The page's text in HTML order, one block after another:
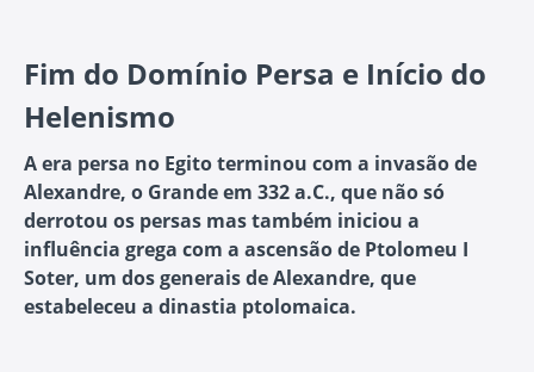
Fim do Domínio Persa e Início do
Helenismo
A era persa no Egito terminou com a invasão de
Alexandre, o Grande em 332 a.C., que não só
derrotou os persas mas também iniciou a
influência grega com a ascensão de Ptolomeu I
Soter, um dos generais de Alexandre, que
estabeleceu a dinastia ptolomaica.